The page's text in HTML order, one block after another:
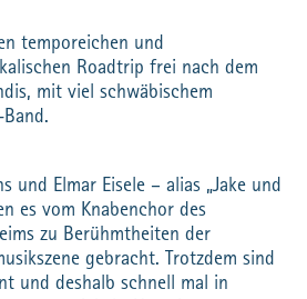
temporeichen und
Roadtrip frei nach dem
mit viel schwäbischem
und Elmar Eisele – alias „Jake und
es vom Knabenchor des
zu Berühmtheiten der
gebracht. Trotzdem sind
und deshalb schnell mal in